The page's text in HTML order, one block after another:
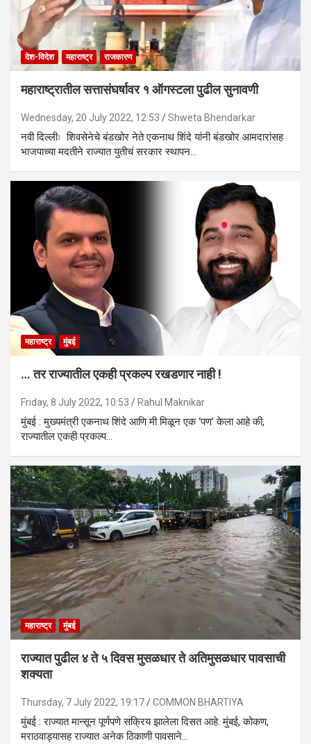
देश-विदेश महाराष्ट्र राजकारण
महाराष्ट्रातील सत्तासंघर्षावर १ ऑगस्टला पुढील सुनावणी
Wednesday, 20 July 2022, 12:53 Shweta Bhendarkar
नवी दिल्लीः शिवसेनेचे बंडखोर नेते एकनाथ शिंदे यांनी बंडखोर आमदारांसह
भाजपाच्या मदतीने राज्यात युतीचं सरकार स्थापन…
महाराष्ट्र मुंबई
… तर राज्यातील एकही प्रकल्प रखडणार नाही !
Friday, 8 July 2022, 10:53 Rahul Maknikar
मुंबई : मुख्यमंत्री एकनाथ शिंदे आणि मी मिळून एक ‘पण’ केला आहे की,
राज्यातील एकही प्रकल्प…
महाराष्ट्र मुंबई
राज्यात पुढील ४ ते ५ दिवस मुसळधार ते अतिमुसळधार पावसाची
शक्यता
Thursday, 7 July 2022, 19:17 COMMON BHARTIYA
मुंबई : राज्यात मान्सून पूर्णपणे सक्रिय झालेला दिसत आहे. मुंबई, कोकण,
मराठवाड्यासह राज्यात अनेक ठिकाणी पावसाने…